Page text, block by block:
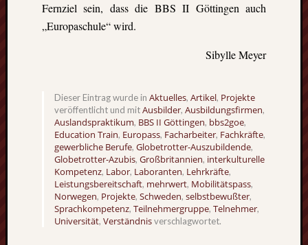
Fernziel sein, dass die BBS II Göttingen auch
„Europaschule“ wird.
Sibylle Meyer
Dieser Eintrag wurde in Aktuelles, Artikel, Projekte
veröffentlicht und mitAusbilder, Ausbildungsfirmen,
Auslandspraktikum, BBS II Göttingen, bbs2goe,
Education Train, Europass, Facharbeiter, Fachkräfte,
gewerbliche Berufe, Globetrotter-Auszubildende,
Globetrotter-Azubis, Großbritannien, interkulturelle
Kompetenz, Labor, Laboranten, Lehrkräfte,
Leistungsbereitschaft, mehrwert, Mobilitätspass,
Norwegen, Projekte, Schweden, selbstbewußter,
Sprachkompetenz, Teilnehmergruppe, Telnehmer,
Universität, Verständnisverschlagwortet.